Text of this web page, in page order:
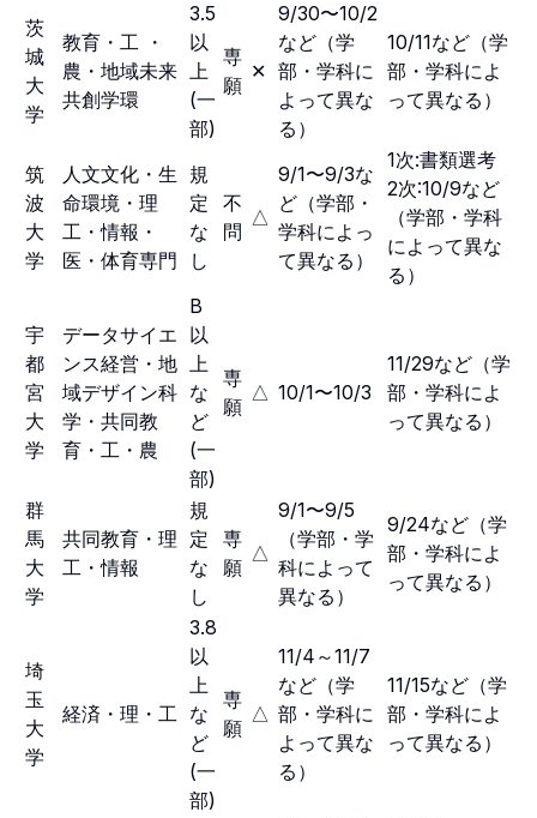
茨
城
大
学
教育・工 ・
農・地域未来
共創学環
3.5
以
上
(一
部)
専
願
✕
9/30〜10/2
など（学
部・学科に
よって異な
る）
10/11など（学
部・学科によ
って異なる）
筑
波
大
学
人文文化・生
命環境・理
工・情報・
医・体育専門
規
定
な
し
不
問
△
9/1〜9/3な
ど（学部・
学科によっ
て異なる）
1次:書類選考
2次:10/9など
（学部・学科
によって異な
る）
宇
都
宮
大
学
データサイエ
ンス経営・地
域デザイン科
学・共同教
育・工・農
B
以
上
な
ど
(一
部)
専
願
△ 10/1〜10/3
11/29など（学
部・学科によ
って異なる）
群
馬
大
学
共同教育・理
工・情報
規
定
な
し
専
願
△
9/1〜9/5
（学部・学
科によって
異なる）
9/24など（学
部・学科によ
って異なる）
埼
玉
大
学
経済・理・工
3.8
以
上
な
ど
(一
部)
専
願
△
11/4～11/7
など（学
部・学科に
よって異な
る）
11/15など（学
部・学科によ
って異なる）